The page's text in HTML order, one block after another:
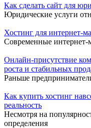
Как сделать сайт для
Юридические услуги
Хостинг для интернет-
Современные интернет-
Онлайн-присутствие
роста и стабильных
Раньше
Как купить хостинг
реальность
Несмотря на
определения